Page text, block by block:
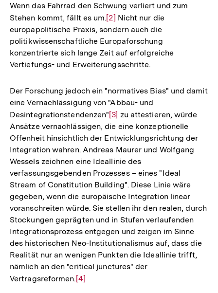
Wenn das Fahrrad den Schwung verliert und zum
Stehen kommt, fällt es um.Zur
Auflösung
der
Fußnote
[2] Nicht nur die
europapolitische Praxis, sondern auch die
politikwissenschaftliche Europaforschung
konzentrierte sich lange Zeit auf erfolgreiche
Vertiefungs- und Erweiterungsschritte.
Der Forschung jedoch ein "normatives Bias" und damit
eine Vernachlässigung von "Abbau- und
Desintegrationstendenzen"Zur
Auflösung
der
Fußnote
[3] zu attestieren, würde
Ansätze vernachlässigen, die eine konzeptionelle
Offenheit hinsichtlich der Entwicklungsrichtung der
Integration wahren. Andreas Maurer und Wolfgang
Wessels zeichnen eine Ideallinie des
verfassungsgebenden Prozesses – eines "Ideal
Stream of Constitution Building". Diese Linie wäre
gegeben, wenn die europäische Integration linear
voranschreiten würde. Sie stellen ihr den realen, durch
Stockungen geprägten und in Stufen verlaufenden
Integrationsprozess entgegen und zeigen im Sinne
des historischen Neo-Institutionalismus auf, dass die
Realität nur an wenigen Punkten die Ideallinie trifft,
nämlich an den "critical junctures" der
Vertragsreformen. Zur
[4]